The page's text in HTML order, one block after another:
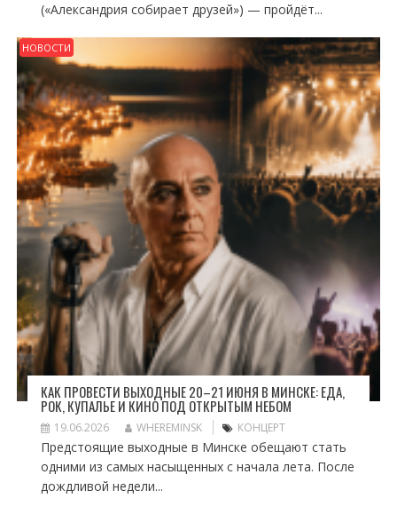
(«Александрия собирает друзей») — пройдёт...
НОВОСТИ
КАК ПРОВЕСТИ ВЫХОДНЫЕ 20–21 ИЮНЯ В МИНСКЕ: ЕДА,
РОК, КУПАЛЬЕ И КИНО ПОД ОТКРЫТЫМ НЕБОМ
19.06.2026 WHEREMINSK КОНЦЕРТ
Предстоящие выходные в Минске обещают стать
одними из самых насыщенных с начала лета. После
дождливой недели...